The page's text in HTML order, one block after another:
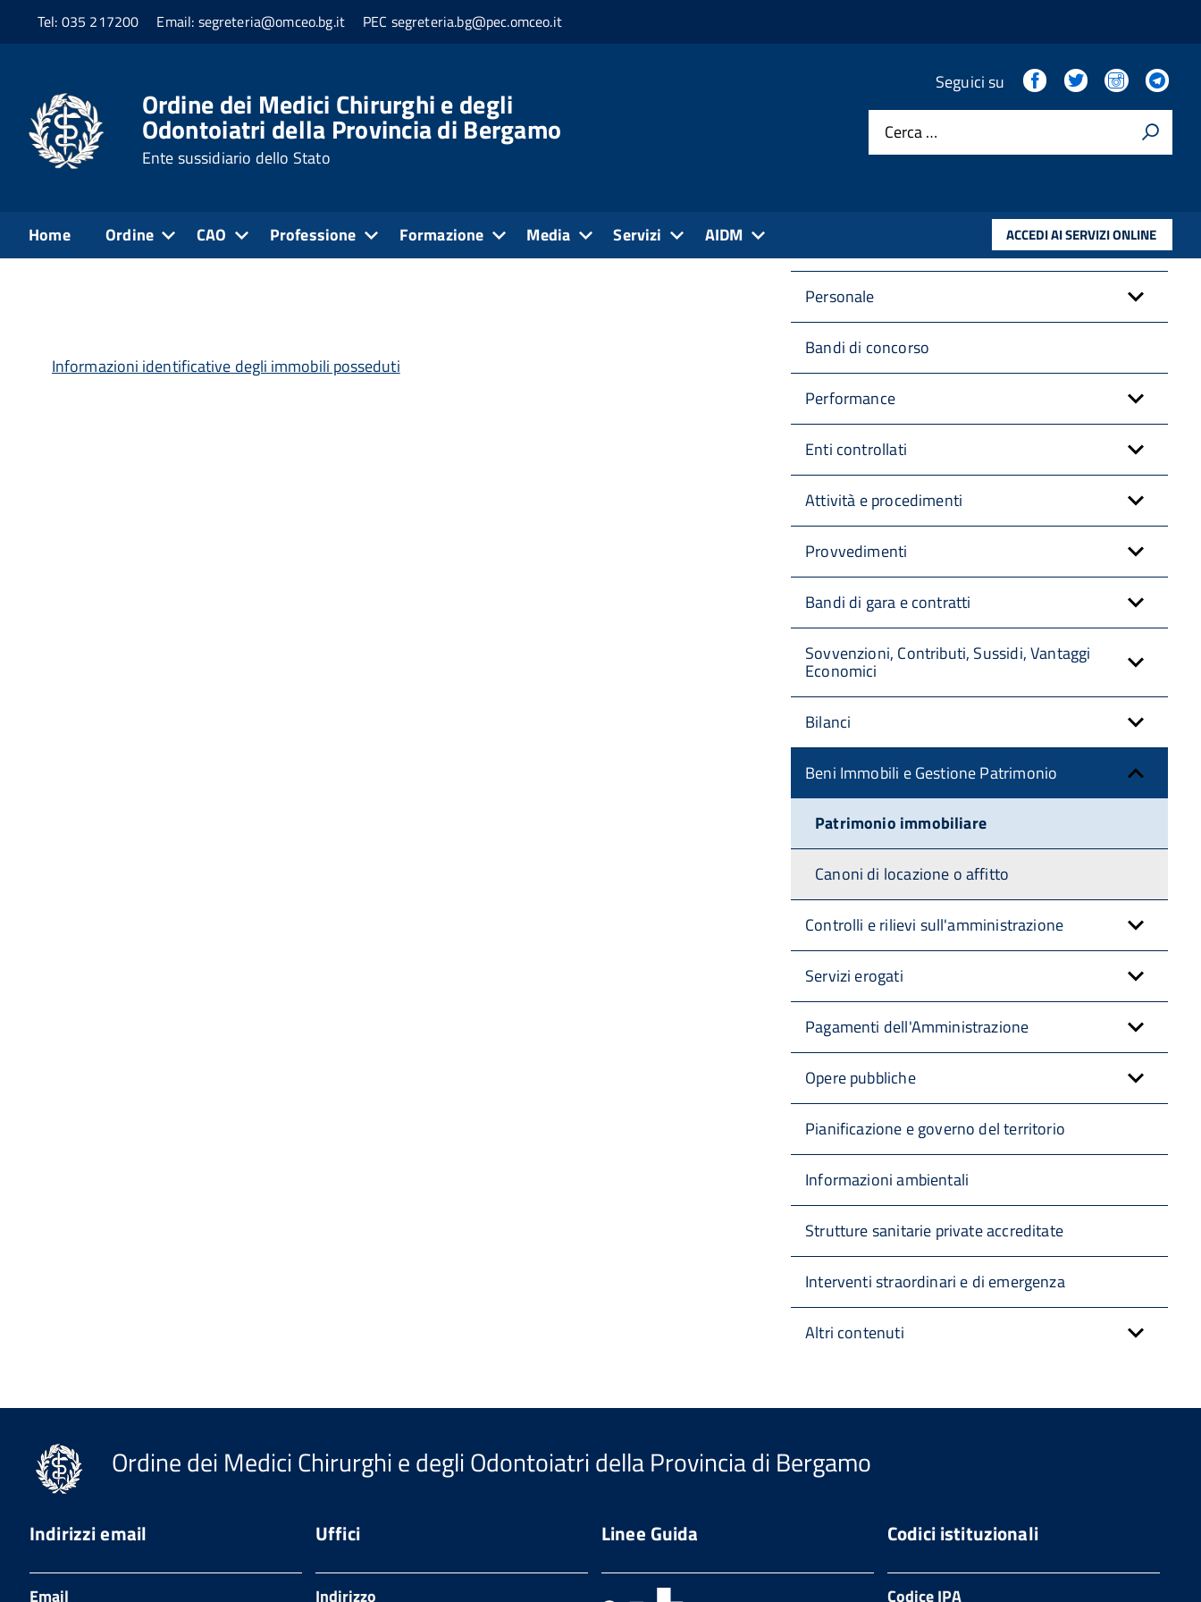
Tel: 035 217200 Email: segreteria@omceo.bg.it PEC segreteria.bg@pec.omceo.it
Ordine dei Medici Chirurghi e degli
Odontoiatri della Provincia di Bergamo
Ente sussidiario dello Stato
Seguici su FacebookTwitter Instagram
Cerca …
Home Ordine CAO Professione Formazione Media Servizi AIDM ACCEDI AI SERVIZI ONLINE
Home Beni Immobili e Gestione Patrimonio Patrimonio immobiliare
Patrimonio immobiliare
Informazioni identificative degli immobili posseduti
Amministrazione trasparente
Disposizioni Generali
Personale
Bandi di concorso
Performance
Enti controllati
Attività e procedimenti
Provvedimenti
Bandi di gara e contratti
Sovvenzioni, Contributi, Sussidi, Vantaggi
Economici
Bilanci
Beni Immobili e Gestione Patrimonio
Patrimonio immobiliare
Canoni di locazione o affitto
Controlli e rilievi sull'amministrazione
Servizi erogati
Pagamenti dell'Amministrazione
Opere pubbliche
Pianificazione e governo del territorio
Informazioni ambientali
Strutture sanitarie private accreditate
Interventi straordinari e di emergenza
Altri contenuti
Ordine dei Medici Chirurghi e degli Odontoiatri della Provincia di Bergamo
Indirizzi email
Email
Uffici
Indirizzo
Linee Guida Codici istituzionali
Codice IPA